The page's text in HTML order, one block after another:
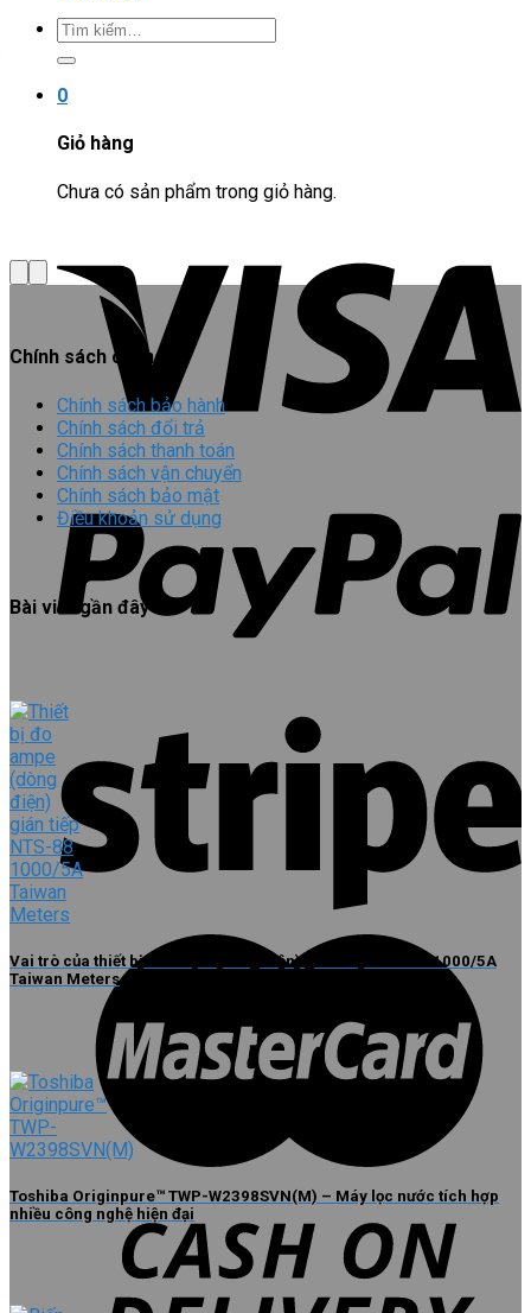
Tìm
kiếm:
0
Giỏ hàng
Chưa có sản phẩm trong giỏ hàng.
Chính sách chung
Chính sách bảo hành
Chính sách đổi trả
Chính sách thanh toán
Chính sách vận chuyển
Chính sách bảo mật
Điều khoản sử dụng
Bài viết gần đây
Vai trò của thiết bị đo ampe (dòng điện) gián tiếp NTS-88 1000/5A
Taiwan Meters
Toshiba Originpure™ TWP-W2398SVN(M) – Máy lọc nước tích hợp
nhiều công nghệ hiện đại